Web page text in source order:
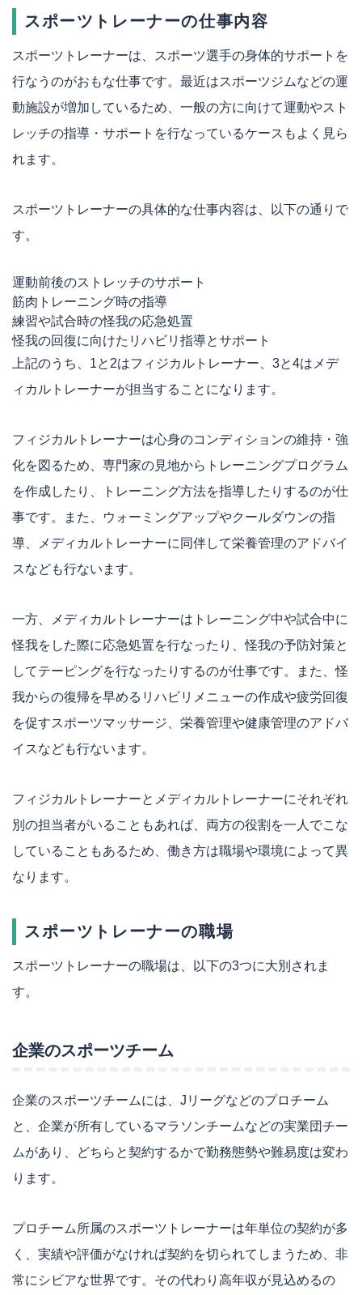
スポーツトレーナーの仕事内容
スポーツトレーナーは、スポーツ選手の身体的サポートを
行なうのがおもな仕事です。最近はスポーツジムなどの運
動施設が増加しているため、一般の方に向けて運動やスト
レッチの指導・サポートを行なっているケースもよく見ら
れます。
スポーツトレーナーの具体的な仕事内容は、以下の通りで
す。
運動前後のストレッチのサポート
筋肉トレーニング時の指導
練習や試合時の怪我の応急処置
怪我の回復に向けたリハビリ指導とサポート
上記のうち、1と2はフィジカルトレーナー、3と4はメデ
ィカルトレーナーが担当することになります。
フィジカルトレーナーは心身のコンディションの維持・強
化を図るため、専門家の見地からトレーニングプログラム
を作成したり、トレーニング方法を指導したりするのが仕
事です。また、ウォーミングアップやクールダウンの指
導、メディカルトレーナーに同伴して栄養管理のアドバイ
スなども行ないます。
一方、メディカルトレーナーはトレーニング中や試合中に
怪我をした際に応急処置を行なったり、怪我の予防対策と
してテーピングを行なったりするのが仕事です。また、怪
我からの復帰を早めるリハビリメニューの作成や疲労回復
を促すスポーツマッサージ、栄養管理や健康管理のアドバ
イスなども行ないます。
フィジカルトレーナーとメディカルトレーナーにそれぞれ
別の担当者がいることもあれば、両方の役割を一人でこな
していることもあるため、働き方は職場や環境によって異
なります。
スポーツトレーナーの職場
スポーツトレーナーの職場は、以下の3つに大別されま
す。
企業のスポーツチーム
企業のスポーツチームには、Jリーグなどのプロチーム
と、企業が所有しているマラソンチームなどの実業団チー
ムがあり、どちらと契約するかで勤務態勢や難易度は変わ
ります。
プロチーム所属のスポーツトレーナーは年単位の契約が多
く、実績や評価がなければ契約を切られてしまうため、非
常にシビアな世界です。その代わり高年収が見込めるの